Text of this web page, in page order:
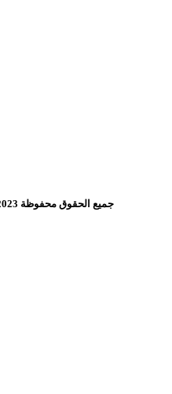
جميع الحقوق محفوظة 2023_ ريدي